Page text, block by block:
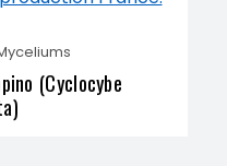
(Cyclocybe